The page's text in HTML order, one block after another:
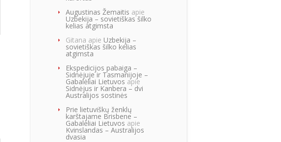
Augustinas Žemaitis apie
Uzbekija – sovietiškas šilko
kelias atgimsta
Gitana apie Uzbekija –
sovietiškas šilko kelias
atgimsta
Ekspedicijos pabaiga –
Sidnėjuje ir Tasmanijoje –
Gabalėliai Lietuvos apie
Sidnėjus ir Kanbera – dvi
Australijos sostinės
Prie lietuviškų ženklų
karštajame Brisbene –
Gabalėliai Lietuvos apie
Kvinslandas – Australijos
dvasia